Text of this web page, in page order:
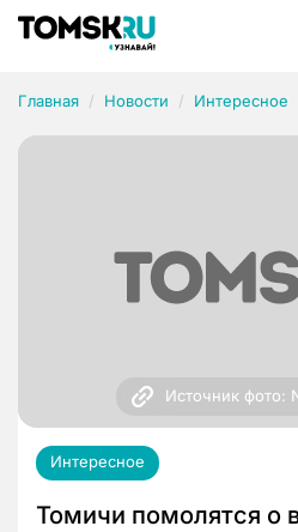
Главная Новости Интересное
Источник фото:
Интересное
Томичи помолятся о